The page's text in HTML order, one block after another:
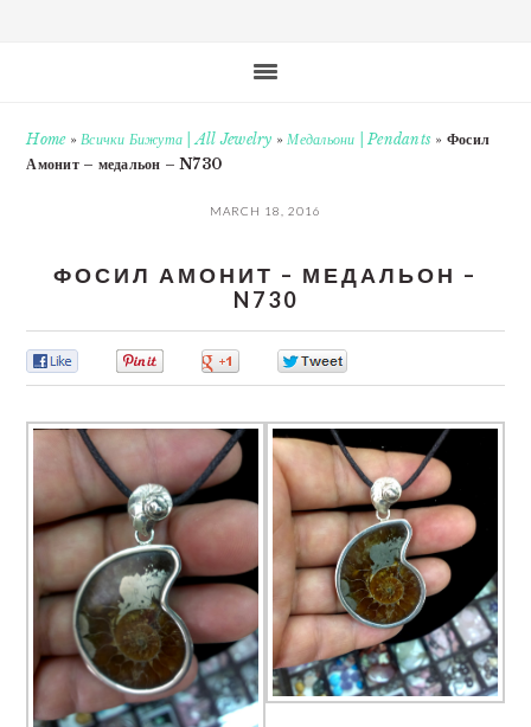
Home»Всички Бижута | All Jewelry »Медальони | Pendants » Фосил
Амонит – медальон – N730
MARCH 18, 2016
ФОСИЛ АМОНИТ – МЕДАЛЬОН –
N730